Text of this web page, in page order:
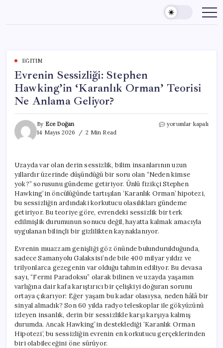
content
EĞITIM
Evrenin Sessizliği: Stephen
Hawking’in ‘Karanlık Orman’ Teorisi
Ne Anlama Geliyor?
By Ece Doğan
14 Mayıs 2026
2 Min Read
Evrenin
Orman’
Teorisi
Ne
Anlama
Geliyor?
yorumlar kapalı
Uzayda var olan derin sessizlik, bilim insanlarının uzun
yıllardır üzerinde düşündüğü bir soru olan “Neden kimse
yok?” sorusunu gündeme getiriyor. Ünlü fizikçi Stephen
Hawking’in öncülüğünde tartışılan ‘Karanlık Orman’ hipotezi,
bu sessizliğin ardındaki korkutucu olasılıkları gündeme
getiriyor. Bu teoriye göre, evrendeki sessizlik bir terk
edilmişlik durumunun sonucu değil, hayatta kalmak amacıyla
uygulanan bilinçli bir gizlilikten kaynaklanıyor.
Evrenin muazzam genişliği göz önünde bulundurulduğunda,
sadece Samanyolu Galaksisi’nde bile 400 milyar yıldız ve
trilyonlarca gezegenin var olduğu tahmin ediliyor. Bu devasa
sayı, “Fermi Paradoksu” olarak bilinen ve uzayda yaşamın
varlığına dair kafa karıştırıcı bir çelişkiyi doğuran sorunu
ortaya çıkarıyor: Eğer yaşam bu kadar olasıysa, neden hâlâ bir
sinyal almadık? Son 60 yılda radyo teleskoplar ile gökyüzünü
izleyen insanlık, derin bir sessizlikle karşı karşıya kalmış
durumda. Ancak Hawking’in desteklediği ‘Karanlık Orman
Hipotezi’, bu sessizliğin evrenin en korkutucu gerçeklerinden
biri olabileceğini öne sürüyor.